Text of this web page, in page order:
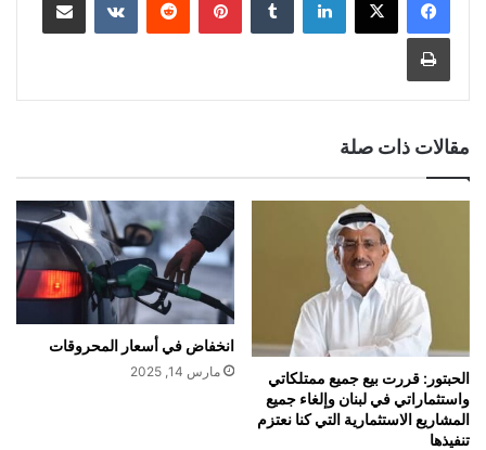
طباعة
مقالات ذات صلة
الحبتور: قررت بيع جميع ممتلكاتي
واستثماراتي في لبنان وإلغاء جميع
المشاريع الاستثمارية التي كنا نعتزم
تنفيذها
انخفاض في أسعار المحروقات
مارس 14, 2025